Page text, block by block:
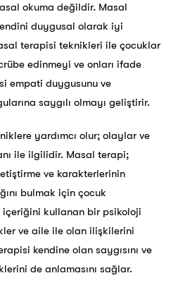
okuma değildir. Masal
duygusal olarak iyi
terapisi teknikleri ile çocuklar
edinmeyi ve onları ifade
empati duygusunu ve
saygılı olmayı geliştirir.
yardımcı olur; olaylar ve
ile ilgilidir. Masal terapi;
ve karakterlerinin
bulmak için çocuk
içeriğini kullanan bir psikoloji
ve aile ile olan ilişkilerini
kendine olan saygısını ve
de anlamasını sağlar.